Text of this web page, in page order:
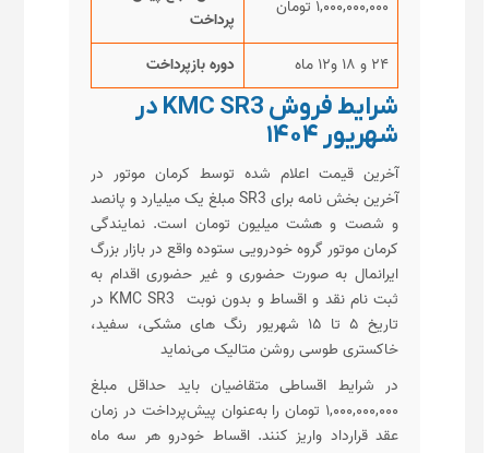
۱,۰۰۰,۰۰۰,۰۰۰ تومان
پرداخت
۲۴ و ۱۸ و۱۲ ماه
دوره بازپرداخت
شرایط فروش KMC SR3 در
شهریور ۱۴۰۴
آخرین قیمت اعلام شده توسط کرمان موتور در
آخرین بخش نامه برای SR3 مبلغ یک میلیارد و پانصد
و شصت و هشت میلیون تومان است. نمایندگی
کرمان موتور گروه خودرویی ستوده واقع در بازار بزرگ
ایرانمال به صورت حضوری و غیر حضوری اقدام به
ثبت نام نقد و اقساط و بدون نوبت KMC SR3 در
تاریخ ۵ تا ۱۵ شهریور رنگ های مشکی، سفید،
خاکستری طوسی روشن متالیک می‌نماید
در شرایط اقساطی متقاضیان باید حداقل مبلغ
۱,۰۰۰,۰۰۰,۰۰۰ تومان را به‌عنوان پیش‌پرداخت در زمان
عقد قرارداد واریز کنند. اقساط خودرو هر سه ماه